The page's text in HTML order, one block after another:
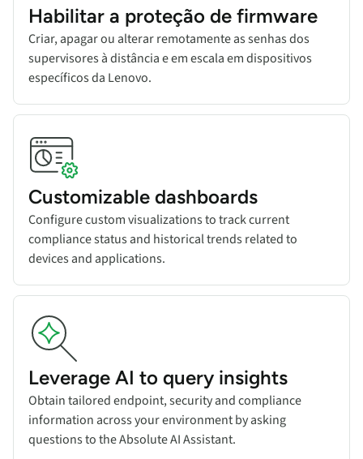
Habilitar a proteção de firmware
Criar, apagar ou alterar remotamente as senhas dos
supervisores à distância e em escala em dispositivos
específicos da Lenovo.
Customizable dashboards
Configure custom visualizations to track current
compliance status and historical trends related to
devices and applications.
Leverage AI to query insights
Obtain tailored endpoint, security and compliance
information across your environment by asking
questions to the Absolute AI Assistant.